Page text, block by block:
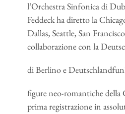
l’Orchestra Sinfonica di
Feddeck ha diretto la
Dallas, Seattle, San
collaborazione con la
di Berlino e
figure neo-romantiche della
prima registrazione in